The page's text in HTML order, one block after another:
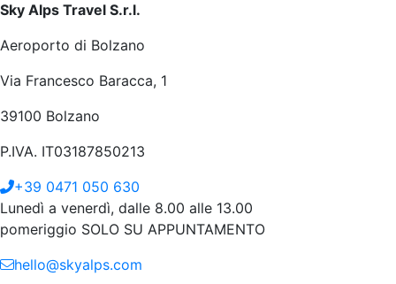
Sky Alps Travel S.r.l.
Aeroporto di Bolzano
Via Francesco Baracca, 1
39100 Bolzano
P.IVA. IT03187850213
+39 0471 050 630
Lunedì a venerdì, dalle 8.00 alle 13.00
pomeriggio SOLO SU APPUNTAMENTO
hello@skyalps.com